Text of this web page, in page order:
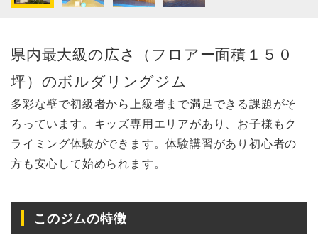
県内最大級の広さ（フロアー面積１５０
坪）のボルダリングジム
多彩な壁で初級者から上級者まで満足できる課題がそ
ろっています。キッズ専用エリアがあり、お子様もク
ライミング体験ができます。体験講習があり初心者の
方も安心して始められます。
このジムの特徴